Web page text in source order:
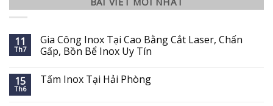
11
Th7
Gia Công Inox Tại Cao Bằng Cắt Laser, Chấn
Gấp, Bồn Bể Inox Uy Tín
15
Th6
Tấm Inox Tại Hải Phòng